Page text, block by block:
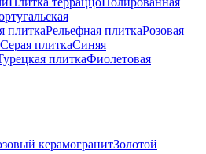
плиткаРельефная плиткаРозовая
Серая плиткаСиняя
плиткаФиолетовая
керамогранитЗолотой